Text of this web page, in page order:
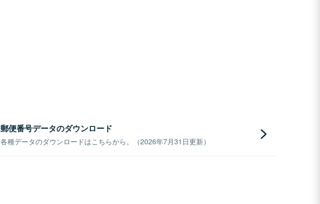
郵便番号データのダウンロード
各種データのダウンロードはこちらから。（2026年7月31日更新）